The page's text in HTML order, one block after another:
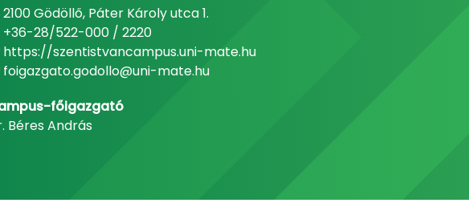
2100 Gödöllő, Páter Károly utca 1.
+36-28/522-000 / 2220
https://szentistvancampus.uni-mate.hu
foigazgato.godollo@uni-mate.hu
főigazgató
Béres András